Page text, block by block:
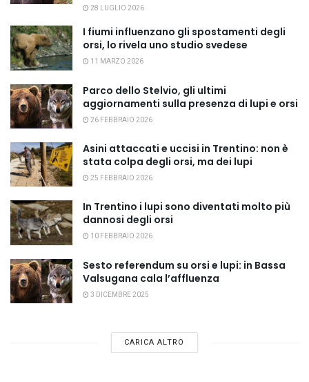
28 LUGLIO 2026
I fiumi influenzano gli spostamenti degli
orsi, lo rivela uno studio svedese
11 MARZO 2026
Parco dello Stelvio, gli ultimi
aggiornamenti sulla presenza di lupi e orsi
26 FEBBRAIO 2026
Asini attaccati e uccisi in Trentino: non è
stata colpa degli orsi, ma dei lupi
25 FEBBRAIO 2026
In Trentino i lupi sono diventati molto più
dannosi degli orsi
10 FEBBRAIO 2026
Sesto referendum su orsi e lupi: in Bassa
Valsugana cala l’affluenza
3 DICEMBRE 2025
CARICA ALTRO